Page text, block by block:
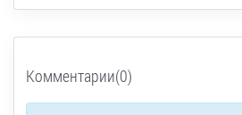
Комментарии(0)